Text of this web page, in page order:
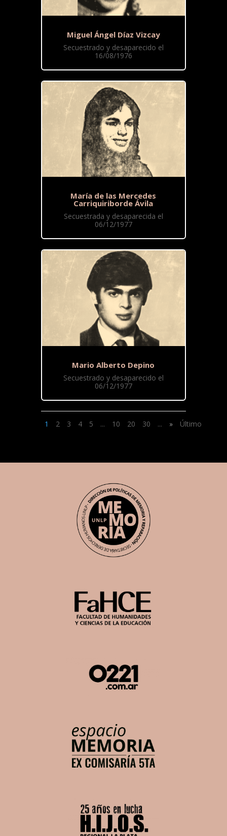
Miguel Ángel Díaz Vizcay
Secuestrado y desaparecido el
16/08/1976
María de las Mercedes
Carriquiriborde Ávila
Secuestrada y desaparecida el
06/12/1977
Mario Alberto Depino
Secuestrado y desaparecido el
06/12/1977
1 2 3 4 5 ... 10 20 30 ... » Último